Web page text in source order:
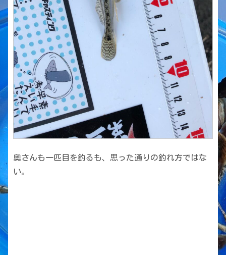
奥さんも一匹目を釣るも、思った通りの釣れ方ではな
い。